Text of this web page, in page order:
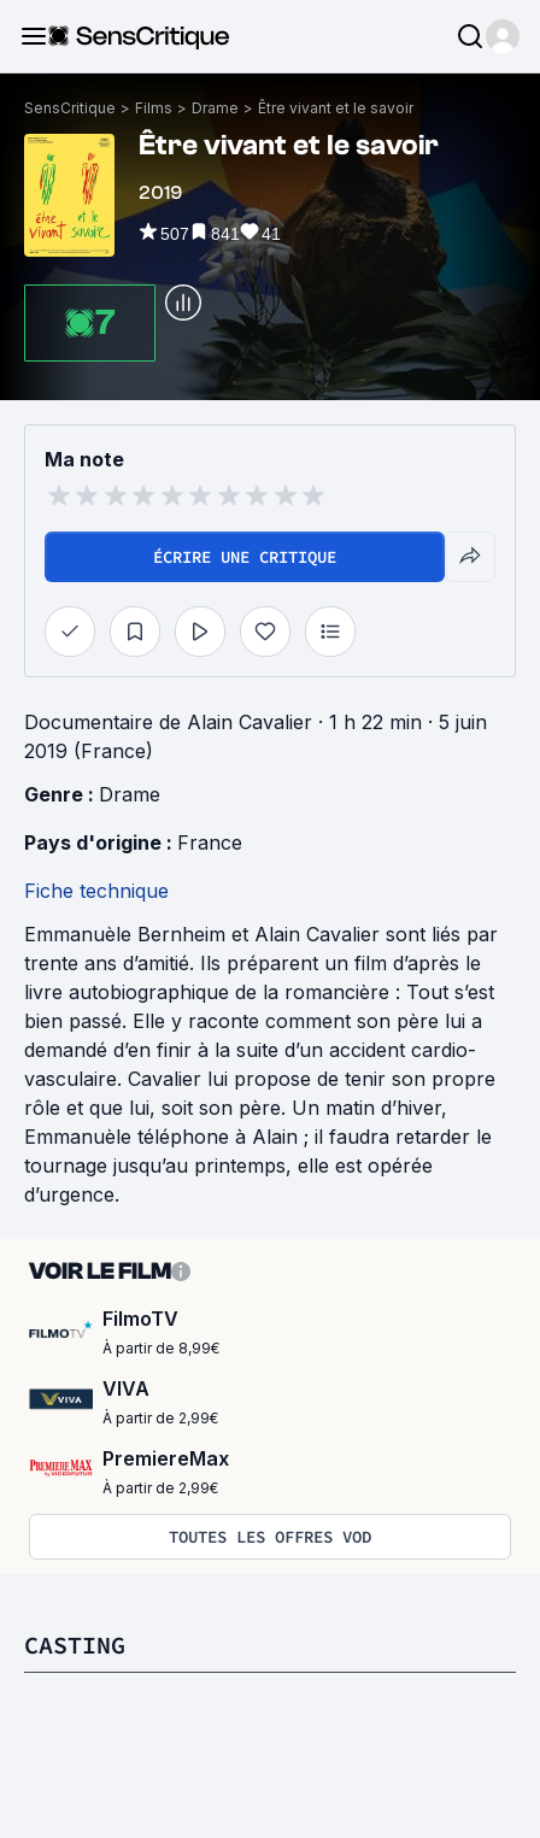
SensCritique > Films > Drame > Être vivant et le savoir
Être vivant et le savoir
2019
507 841 41
7
Ma note
ÉCRIRE UNE CRITIQUE
Documentaire de Alain Cavalier · 1 h 22 min · 5 juin
2019 (France)
Genre : Drame
Pays d'origine : France
Fiche technique
Emmanuèle Bernheim et Alain Cavalier sont liés par
trente ans d’amitié. Ils préparent un film d’après le
livre autobiographique de la romancière : Tout s’est
bien passé. Elle y raconte comment son père lui a
demandé d’en finir à la suite d’un accident cardio-
vasculaire. Cavalier lui propose de tenir son propre
rôle et que lui, soit son père. Un matin d’hiver,
Emmanuèle téléphone à Alain ; il faudra retarder le
tournage jusqu’au printemps, elle est opérée
d’urgence.
VOIR LE FILM
FilmoTV
À partir de 8,99€
VIVA
À partir de 2,99€
PremiereMax
À partir de 2,99€
TOUTES LES OFFRES VOD
CASTING